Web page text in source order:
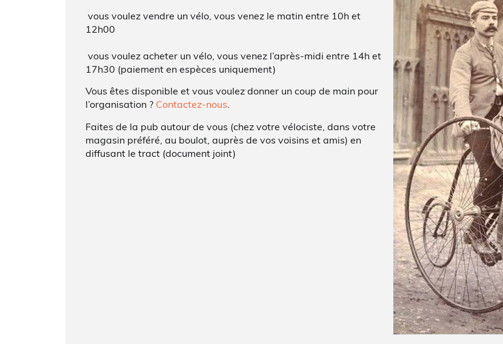
vous voulez vendre un vélo, vous venez le matin entre 10h et
12h00
vous voulez acheter un vélo, vous venez l’après-midi entre 14h et
17h30 (paiement en espèces uniquement)
Vous êtes disponible et vous voulez donner un coup de main pour
l’organisation ? Contactez-nous.
Faites de la pub autour de vous (chez votre vélociste, dans votre
magasin préféré, au boulot, auprès de vos voisins et amis) en
diffusant le tract (document joint)